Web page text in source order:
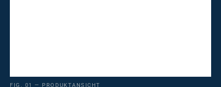
FIG. 01 — PRODUKTANSICHT